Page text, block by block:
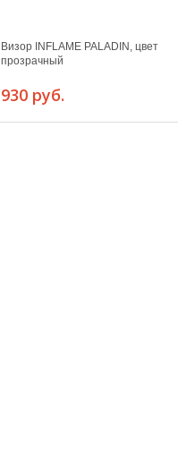
Визор INFLAME PALADIN, цвет
прозрачный
930 руб.